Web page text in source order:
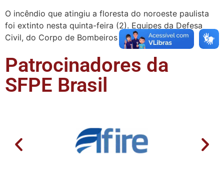
O incêndio que atingiu a floresta do noroeste paulista
foi extinto nesta quinta-feira (2). Equipes da Defesa
Civil, do Corpo de Bombeiros e da …
Patrocinadores da
SFPE Brasil